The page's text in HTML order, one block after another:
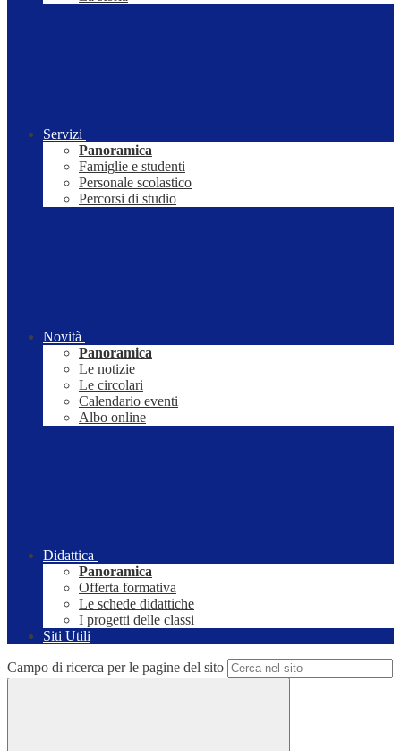
Servizi
Panoramica
Famiglie e studenti
Personale scolastico
Percorsi di studio
Novità
Panoramica
Le notizie
Le circolari
Calendario eventi
Albo online
Didattica
Panoramica
Offerta formativa
Le schede didattiche
I progetti delle classi
Siti Utili
Campo di ricerca per le pagine del sito